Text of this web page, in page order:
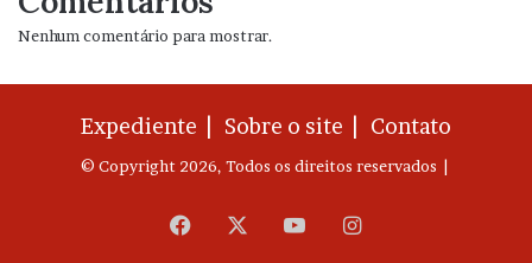
Nenhum comentário para mostrar.
Expediente | Sobre o site | Contato
© Copyright 2026, Todos os direitos reservados |
Facebook YouTubeInstagram